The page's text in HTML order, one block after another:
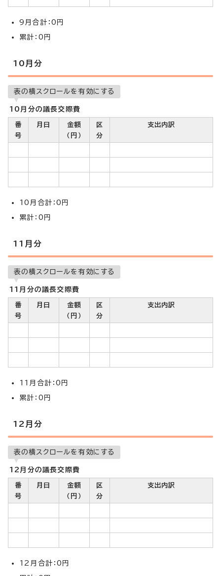
9月合計：0円
累計：0円
10月分
表の横スクロールを有効にする
10月分の議長交際費
番
号
月日
金額
（円）
区
分
支出内訳
10月合計：0円
累計：0円
11月分
表の横スクロールを有効にする
11月分の議長交際費
番
号
月日
金額
（円）
区
分
支出内訳
11月合計：0円
累計：0円
12月分
表の横スクロールを有効にする
12月分の議長交際費
番
号
月日
金額
（円）
区
分
支出内訳
12月合計：0円